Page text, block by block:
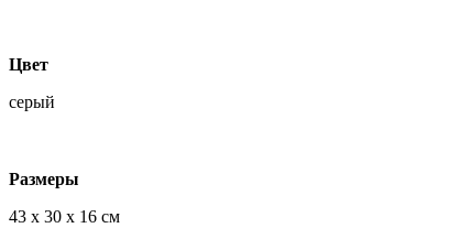
Цвет
серый
Размеры
43 х 30 х 16 см